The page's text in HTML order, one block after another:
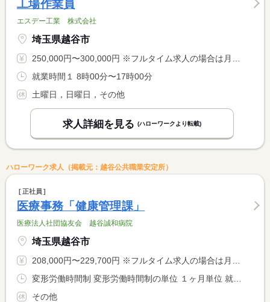
工場作業員
エスデー工業 株式会社
埼玉県越谷市
250,000円〜300,000円 ※フルタイム求人の場合は月額（換算額）、パート求人の場合は時間額を表示しています。
就業時間１ 8時00分〜17時00分
土曜日，日曜日，その他
求人詳細を見る (ハローワークより転載)
ハローワーク求人（掲載元：越谷公共職業安定所）
正社員
医療事務「健康管理課」
医療法人社団協友会 越谷誠和病院
埼玉県越谷市
208,000円〜229,700円 ※フルタイム求人の場合は月額（換算額）、パート求人の場合は時間額を表示しています。
その他